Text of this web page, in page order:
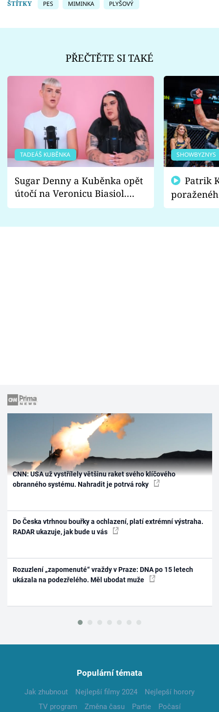
ŠTÍTKY PES MIMINKA PLYŠOVÝ
PŘEČTĚTE SI TAKÉ
TADEÁŠ KUBĚNKA
Sugar Denny a Kuběnka opět
útočí na Veronicu Biasiol.
Proč je podle nich falešná a
SHOWBYZNYS
fanoušci
CNN: USA už vystřílely většinu raket svého klíčového
obranného systému. Nahradit je potrvá roky
Do Česka vtrhnou bouřky a ochlazení, platí extrémní výstraha.
RADAR ukazuje, jak bude u vás
Rozuzlení „zapomenuté“ vraždy v Praze: DNA po 15 letech
ukázala na podezřelého. Měl ubodat muže
Populární témata
Jak zhubnout Nejlepší filmy 2024
Nejlepší horory
TV program
Změna času Partie
Počasí